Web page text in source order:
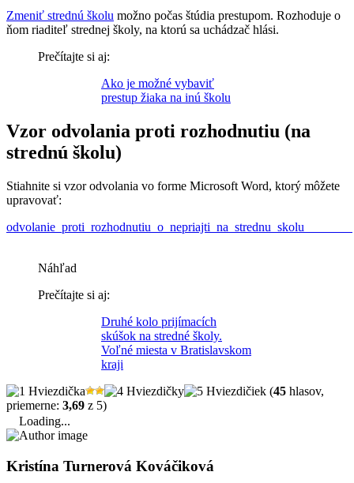
Zmeniť strednú školu možno počas štúdia prestupom. Rozhoduje o
ňom riaditeľ strednej školy, na ktorú sa uchádzač hlási.
Prečítajte si aj:
Ako je možné vybaviť
prestup žiaka na inú školu
Vzor odvolania proti rozhodnutiu (na
strednú školu)
Stiahnite si vzor odvolania vo forme Microsoft Word, ktorý môžete
upravovať:
odvolanie_proti_rozhodnutiu_o_nepriajti_na_strednu_skolu
Náhľad
Prečítajte si aj:
Druhé kolo prijímacích
skúšok na stredné školy.
Voľné miesta v Bratislavskom
kraji
(45 hlasov,
priemerne: 3,69 z 5)
Loading...
Kristína Turnerová Kováčiková